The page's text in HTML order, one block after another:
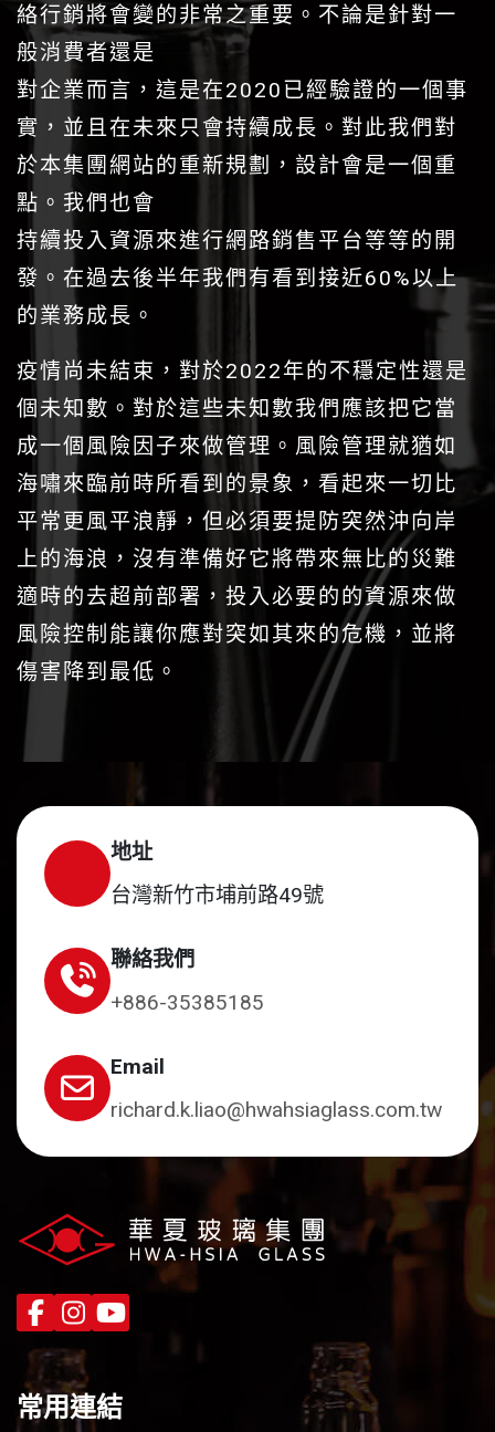
絡⾏銷將會變的非常之重要。不論是針對⼀
般消費者還是
對企業⽽⾔，這是在2020已經驗證的⼀個事
實，並且在未來只會持續成長。對此我們對
於本集團網站的重新規劃，設計會是⼀個重
點。我們也會
持續投入資源來進⾏網路銷售平台等等的開
發。在過去後半年我們有看到接近60%以上
的業務成長。
疫情尚未結束，對於2022年的不穩定性還是
個未知數。對於這些未知數我們應該把它當
成⼀個風險因⼦來做管理。風險管理就猶如
海嘯來臨前時所看到的景象，看起來⼀切比
平常更風平浪靜，但必須要提防突然沖向岸
上的海浪，沒有準備好它將帶來無比的災難
適時的去超前部署，投入必要的的資源來做
風險控制能讓你應對突如其來的危機，並將
傷害降到最低。
地址
台灣新竹市埔前路49號
聯絡我們
+886-35385185
Email
richard.k.liao@hwahsiaglass.com.tw
常用連結